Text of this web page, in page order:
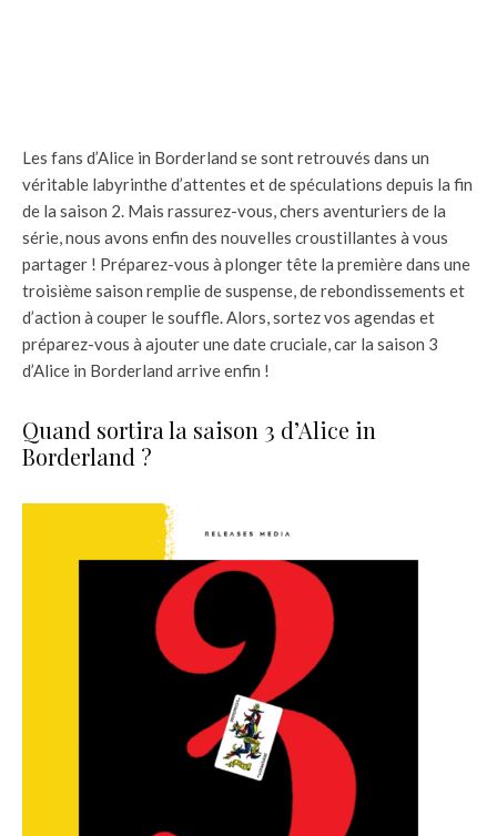
Les fans d’Alice in Borderland se sont retrouvés dans un
véritable labyrinthe d’attentes et de spéculations depuis la fin
de la saison 2. Mais rassurez-vous, chers aventuriers de la
série, nous avons enfin des nouvelles croustillantes à vous
partager ! Préparez-vous à plonger tête la première dans une
troisième saison remplie de suspense, de rebondissements et
d’action à couper le souffle. Alors, sortez vos agendas et
préparez-vous à ajouter une date cruciale, car la saison 3
d’Alice in Borderland arrive enfin !
Quand sortira la saison 3 d’Alice in
Borderland ?